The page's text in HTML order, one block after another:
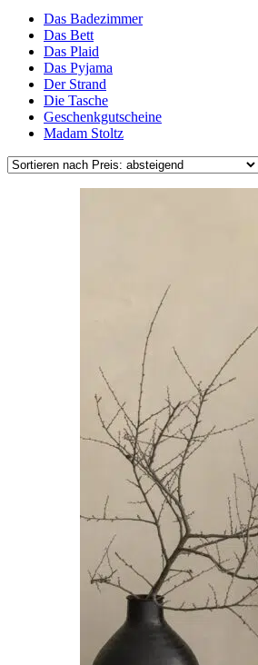
Das Badezimmer
Das Bett
Das Plaid
Das Pyjama
Der Strand
Die Tasche
Geschenkgutscheine
Madam Stoltz